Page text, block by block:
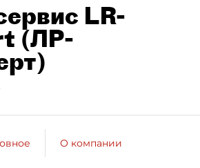
LR-
(ЛР-
О компании